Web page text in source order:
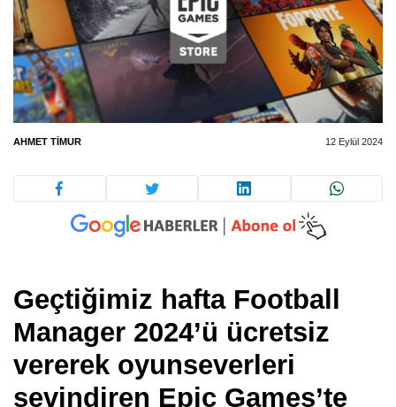
AHMET TIMUR 12 Eylül 2024
Geçtiğimiz hafta Football
Manager 2024’ü ücretsiz
vererek oyunseverleri
sevindiren Epic Games’te